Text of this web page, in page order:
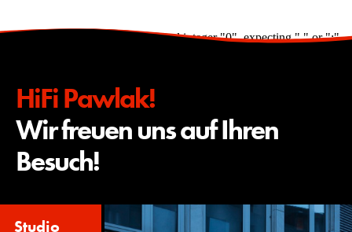
ParseError: syntax error, unexpected integer "0", expecting "," or ";"
HiFi Pawlak!
Wir freuen uns auf Ihren
Besuch!
Studio